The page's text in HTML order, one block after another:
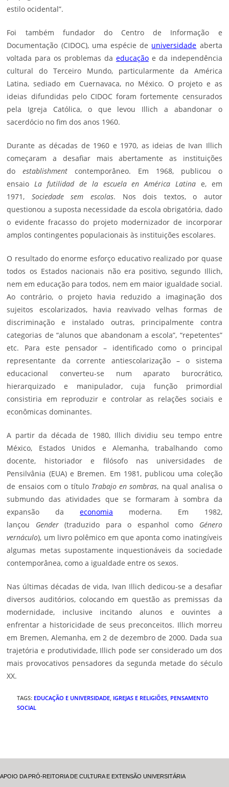
estilo ocidental”.
Foi também fundador do Centro de Informação e
Documentação (CIDOC), uma espécie de universidade aberta
voltada para os problemas da educaçãoe da independência
cultural do Terceiro Mundo, particularmente da América
Latina, sediado em Cuernavaca, no México. O projeto e as
ideias difundidas pelo CIDOC foram fortemente censurados
pela Igreja Católica, o que levou Illich a abandonar o
sacerdócio no fim dos anos 1960.
Durante as décadas de 1960 e 1970, as ideias de Ivan Illich
começaram a desafiar mais abertamente as instituições
doestablishmentcontemporâneo. Em 1968, publicou o
ensaioLa futilidad de la escuela en América Latina e, em
1971, Sociedade sem escolas. Nos dois textos, o autor
questionou a suposta necessidade da escola obrigatória, dado
o evidente fracasso do projeto modernizador de incorporar
amplos contingentes populacionais às instituições escolares.
O resultado do enorme esforço educativo realizado por quase
todos os Estados nacionais não era positivo, segundo Illich,
nem em educação para todos, nem em maior igualdade social.
Ao contrário, o projeto havia reduzido a imaginação dos
sujeitos escolarizados, havia reavivado velhas formas de
discriminação e instalado outras, principalmente contra
categorias de “alunos que abandonam a escola”, “repetentes”
etc. Para este pensador – identificado como o principal
representante da corrente antiescolarização – o sistema
educacional converteu-se num aparato burocrático,
hierarquizado e manipulador, cuja função primordial
consistiria em reproduzir e controlar as relações sociais e
econômicas dominantes.
A partir da década de 1980, Illich dividiu seu tempo entre
México, Estados Unidos e Alemanha, trabalhando como
docente, historiador e filósofo nas universidades de
Pensilvânia (EUA) e Bremen. Em 1981, publicou uma coleção
de ensaios com o título Trabajo en sombras, na qual analisa o
submundo das atividades que se formaram à sombra da
expansão daeconomia moderna. Em 1982,
lançou Gender(traduzido para o espanhol como Género
vernáculo), um livro polêmico em que aponta como inatingíveis
algumas metas supostamente inquestionáveis da sociedade
contemporânea, como a igualdade entre os sexos.
Nas últimas décadas de vida, Ivan Illich dedicou-se a desafiar
diversos auditórios, colocando em questão as premissas da
modernidade, inclusive incitando alunos e ouvintes a
enfrentar a historicidade de seus preconceitos. Illich morreu
em Bremen, Alemanha, em 2 de dezembro de 2000. Dada sua
trajetória e produtividade, Illich pode ser considerado um dos
mais provocativos pensadores da segunda metade do século
XX.
TAGS: EDUCAÇÃO E UNIVERSIDADE, IGREJAS E RELIGIÕES, PENSAMENTO
SOCIAL
APOIO DA PRÓ-REITORIA DE CULTURA E EXTENSÃO UNIVERSITÁRIA